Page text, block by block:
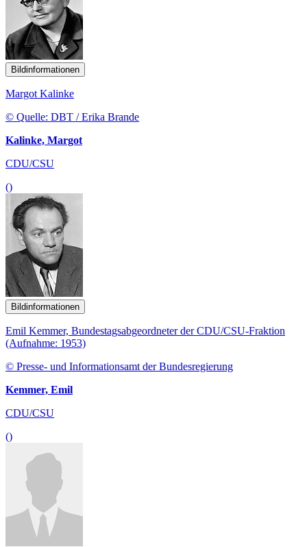
Bildinformationen
Margot Kalinke
© Quelle: DBT / Erika Brande
Kalinke, Margot
CDU/CSU
()
Bildinformationen
Emil Kemmer, Bundestagsabgeordneter der CDU/CSU-Fraktion
(Aufnahme: 1953)
© Presse- und Informationsamt der Bundesregierung
Kemmer, Emil
CDU/CSU
()